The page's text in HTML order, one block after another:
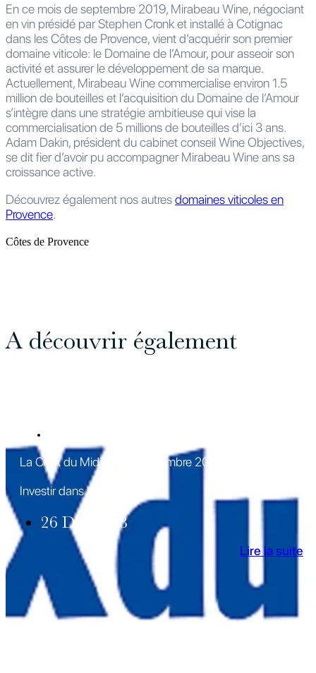
En ce mois de septembre 2019, Mirabeau Wine, négociant
en vin présidé par Stephen Cronk et installé à Cotignac
dans les Côtes de Provence, vient d’acquérir son premier
domaine viticole: le Domaine de l’Amour, pour asseoir son
activité et assurer le développement de sa marque.
Actuellement, Mirabeau Wine commercialise environ 1.5
million de bouteilles et l’acquisition du Domaine de l’Amour
s’intègre dans une stratégie ambitieuse qui vise la
commercialisation de 5 millions de bouteilles d’ici 3 ans.
Adam Dakin, président du cabinet conseil Wine Objectives,
se dit fier d’avoir pu accompagner Mirabeau Wine ans sa
croissance active.
Découvrez également nos autresdomaines viticoles en
Provence.
Côtes de Provence
A découvrir également
La Croix du Midi 21-27 décembre 2018
Investir dans le vin ?
26 Déc 2018
Lire la suite